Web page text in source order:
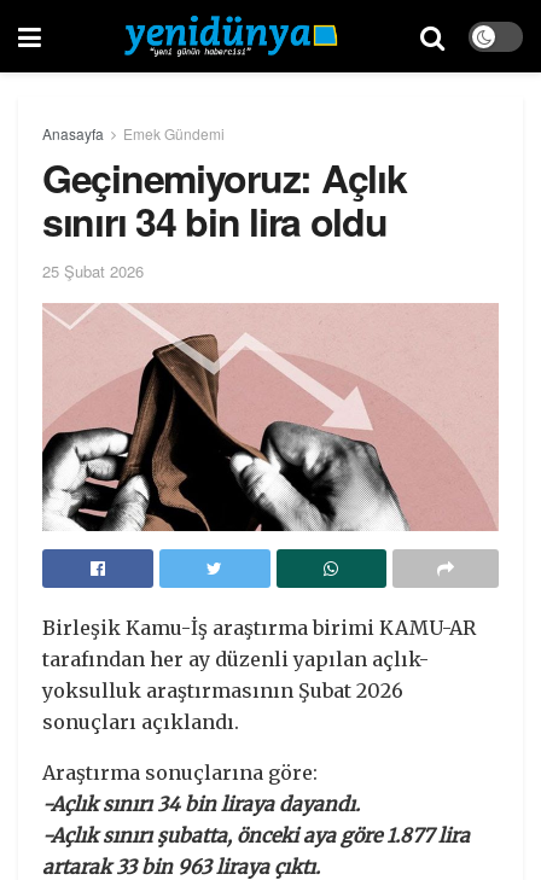
Anasayfa Emek Gündemi
Geçinemiyoruz: Açlık
sınırı 34 bin lira oldu
25 Şubat 2026
Birleşik Kamu-İş araştırma birimi KAMU-AR
tarafından her ay düzenli yapılan açlık-
yoksulluk araştırmasının Şubat 2026
sonuçları açıklandı.
Araştırma sonuçlarına göre:
-Açlık sınırı 34 bin liraya dayandı.
-Açlık sınırı şubatta, önceki aya göre 1.877 lira
artarak 33 bin 963 liraya çıktı.